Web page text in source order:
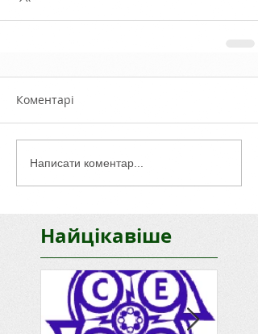
Коментарі
Написати коментар...
Найцікавіше